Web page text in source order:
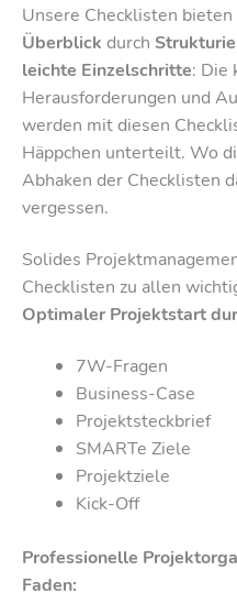
Unsere Checklisten bieten
Überblick durch
leichte Einzelschritte: Die
Herausforderungen und
werden mit diesen
Häppchen unterteilt. Wo
Abhaken der Checklisten
vergessen.
Solides
Checklisten zu allen
Optimaler Projektstart
7W-Fragen
Business-Case
Projektsteckbrief
SMARTe Ziele
Projektziele
Kick-Off
Professionelle
Faden: